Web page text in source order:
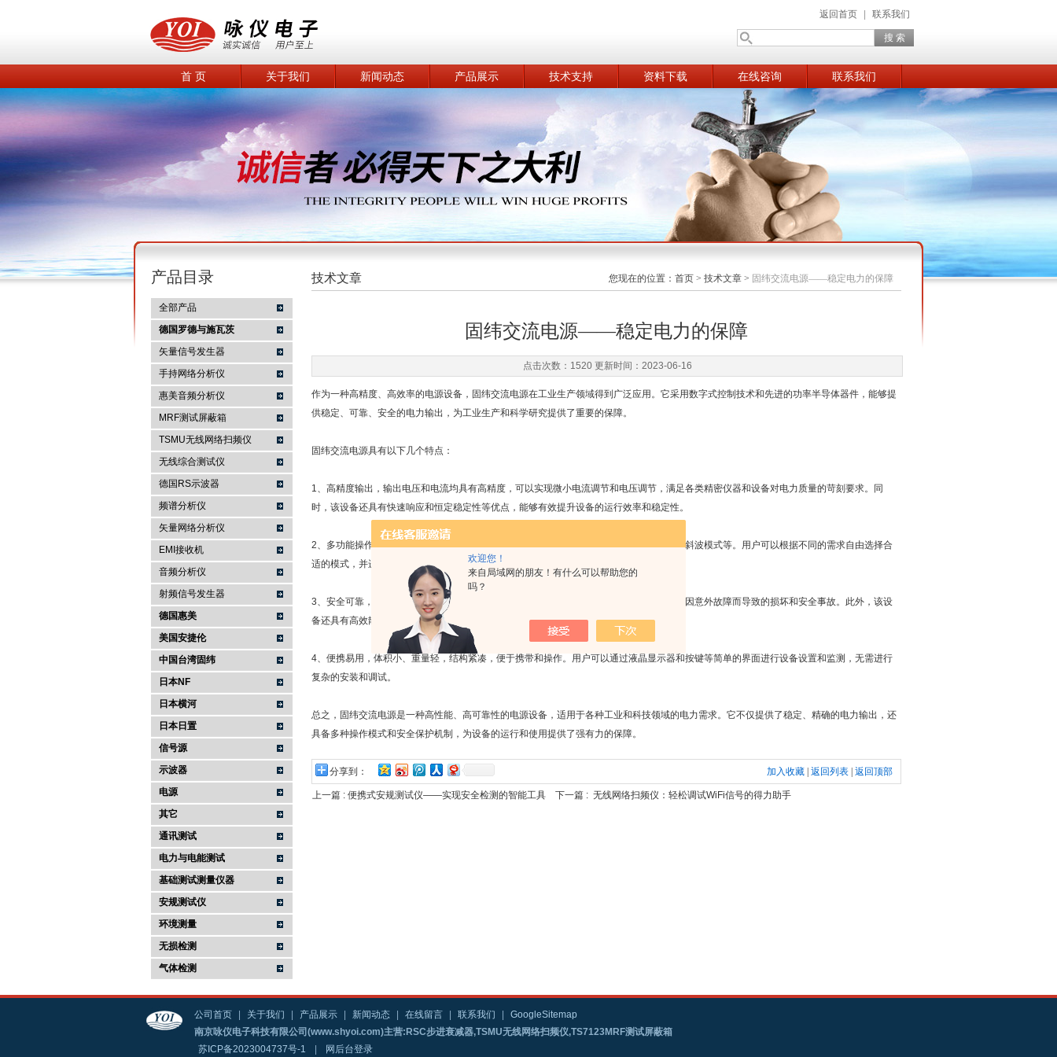
欢迎您！
来自局域网的朋友！有什么可以帮助您的
吗？
南京咏仪电子科技有限公司
返回首页 联系我们
首 页 关于我们 新闻动态 产品展示 技术支持 资料下载 在线咨询 联系我们
产品目录
全部产品
德国罗德与施瓦茨
矢量信号发生器
手持网络分析仪
惠美音频分析仪
MRF测试屏蔽箱
TSMU无线网络扫频仪
无线综合测试仪
德国RS示波器
频谱分析仪
矢量网络分析仪
EMI接收机
音频分析仪
射频信号发生器
德国惠美
美国安捷伦
中国台湾固纬
日本NF
日本横河
日本日置
信号源
示波器
电源
其它
通讯测试
电力与电能测试
基础测试测量仪器
安规测试仪
环境测量
无损检测
气体检测
技术文章 您现在的位置： 首页 > 技术文章 > 固纬交流电源——稳定电力的保障
固纬交流电源——稳定电力的保障
点击次数：1520 更新时间：2023-06-16
作为一种高精度、高效率的电源设备， 固纬交流电源在工业生产领域得到广泛应用。它采用数字式控制技术和先进的功率半导体器件，能够提
供稳定、可靠、安全的电力输出，为工业生产和科学研究提供了重要的保障。
固纬交流电源具有以下几个特点：
1、高精度输出，输出电压和电流均具有高精度，可以实现微小电流调节和电压调节，满足各类精密仪器和设备对电力质量的苛刻要求。同
时，该设备还具有快速响应和恒定稳定性等优点，能够有效提升设备的运行效率和稳定性。
2、多功能操作，支持多种模式的操作，包括常规模式、交流模式、脉冲模式、阶跃模式、斜波模式等。用户可以根据不同的需求自由选择合
适的模式，并进行深度调节和设置，以达到最佳的电力输出效果。
3、安全可靠，内置多重保护机制，包括过载保护、过压保护、欠压保护等，能够避免设备因意外故障而导致的损坏和安全事故。此外，该设
备还具有高效散热系统和防护措施，能够确保设备长时间稳定运行。
4、便携易用，体积小、重量轻，结构紧凑，便于携带和操作。用户可以通过液晶显示器和按键等简单的界面进行设备设置和监测，无需进行
复杂的安装和调试。
总之，固纬交流电源是一种高性能、高可靠性的电源设备，适用于各种工业和科技领域的电力需求。它不仅提供了稳定、精确的电力输出，还
具备多种操作模式和安全保护机制，为设备的运行和使用提供了强有力的保障。
分享到： 加入收藏 返回列表 返回顶部
上一篇 : 便携式安规测试仪——实现安全检测的智能工具 下一篇 : 无线网络扫频仪：轻松调试WiFi信号的得力助手
公司首页 关于我们 产品展示 新闻动态 在线留言 联系我们
GoogleSitemap
南京咏仪电子科技有限公司(www.shyoi.com)主营:RSC步进衰减器,TSMU无线网络扫频仪,TS7123MRF测试屏蔽箱
苏ICP备2023004737号-1
网后台登录